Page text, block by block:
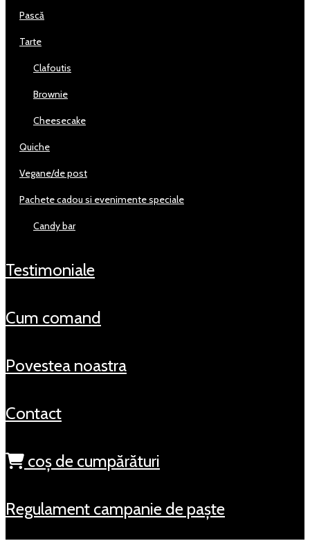
pască
tarte
clafoutis
brownie
cheesecake
quiche
vegane/de post
pachete cadou si evenimente speciale
candy bar
testimoniale
cum comand
povestea noastra
contact
coș de cumpărături
regulament campanie de paște